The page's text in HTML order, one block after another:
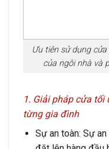
Ưu tiên sử dụng
của ngôi nhà và
1. Giải pháp cửa tối
từng gia đình
Sự an toàn: Sự